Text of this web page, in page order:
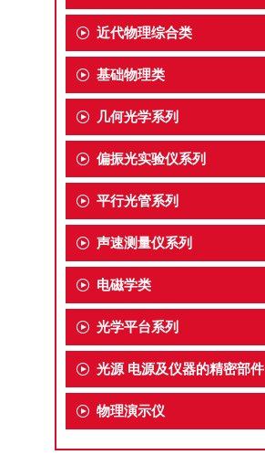
近代物理综合类
基础物理类
几何光学系列
偏振光实验仪系列
平行光管系列
声速测量仪系列
电磁学类
光学平台系列
光源 电源及仪器的精密部件
物理演示仪